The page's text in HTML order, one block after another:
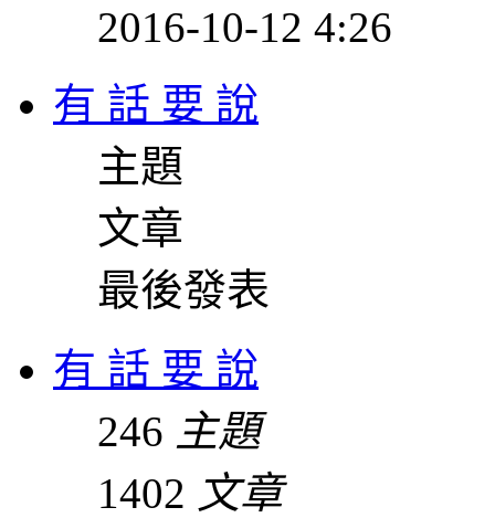
2016-10-12 4:26
有 話 要 說
主題
文章
最後發表
有 話 要 說
246 主題
1402 文章